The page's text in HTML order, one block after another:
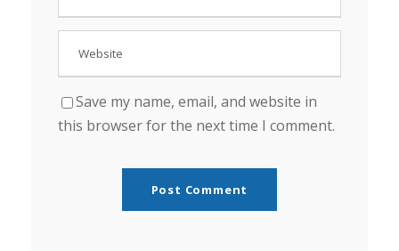
Save my name, email, and website in
this browser for the next time I comment.